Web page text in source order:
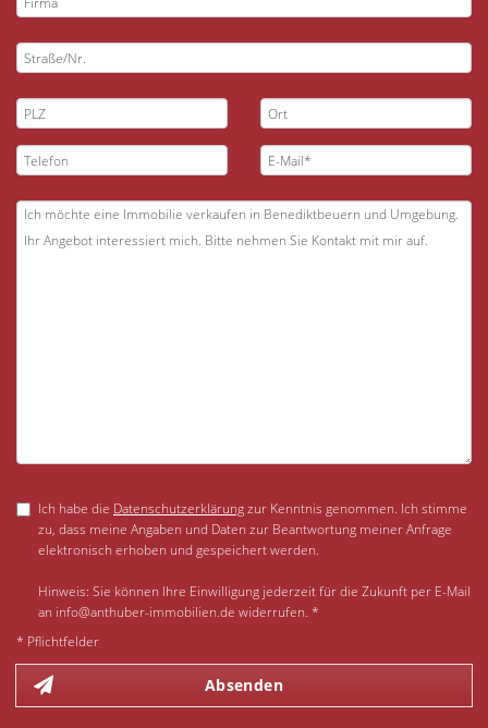
Ich habe die Datenschutzerklärungzur Kenntnis genommen. Ich stimme
zu, dass meine Angaben und Daten zur Beantwortung meiner Anfrage
elektronisch erhoben und gespeichert werden.
Hinweis: Sie können Ihre Einwilligung jederzeit für die Zukunft per E-Mail
an info@anthuber-immobilien.de widerrufen. *
* Pflichtfelder
Absenden